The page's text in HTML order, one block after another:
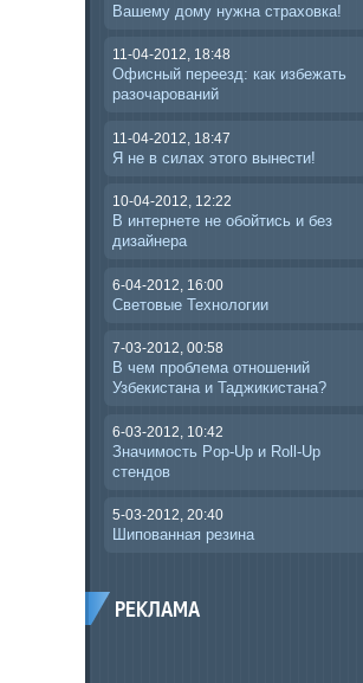
Вашему дому нужна страховка!
11-04-2012, 18:48
Офисный переезд: как избежать
разочарований
11-04-2012, 18:47
Я не в силах этого вынести!
10-04-2012, 12:22
В интернете не обойтись и без
дизайнера
6-04-2012, 16:00
Световые Технологии
7-03-2012, 00:58
В чем проблема отношений
Узбекистана и Таджикистана?
6-03-2012, 10:42
Значимость Pop-Up и Roll-Up
стендов
5-03-2012, 20:40
Шипованная резина
РЕКЛАМА